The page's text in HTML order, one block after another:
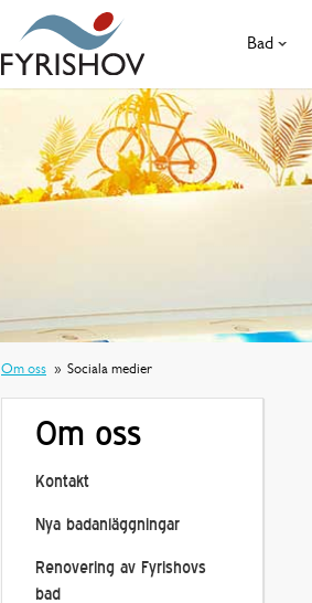
Bad
Om oss Sociala medier
Om oss
Kontakt
Nya badanläggningar
Renovering av Fyrishovs
bad